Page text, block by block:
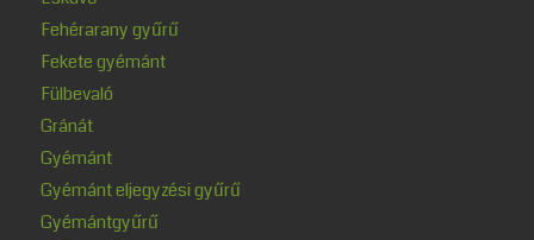
Fehérarany gyűrű
Fekete gyémánt
Fülbevaló
Gránát
Gyémánt
Gyémánt eljegyzési gyűrű
Gyémántgyűrű